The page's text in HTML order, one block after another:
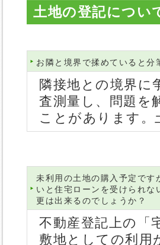
土地の登記につい
お隣と境界で揉めていると
隣接地との境界に
査測量し、問題を
ことがあります。
未利用の土地の購入予定です
いと住宅ローンを受けられ
更は出来るのでしょうか？
不動産登記上の「
敷地としての利用